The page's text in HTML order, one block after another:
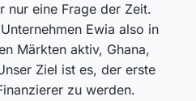
nur eine Frage der Zeit.
Ewia also in
Märkten aktiv, Ghana,
Ziel ist es, der erste
zu werden.